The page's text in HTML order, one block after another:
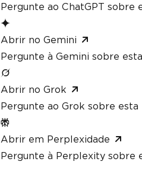
Pergunte ao ChatGPT sobre
Abrir no Gemini
Pergunte à Gemini sobre
Abrir no Grok
Pergunte ao Grok sobre esta
Abrir em Perplexidade
Pergunte à Perplexity sobre